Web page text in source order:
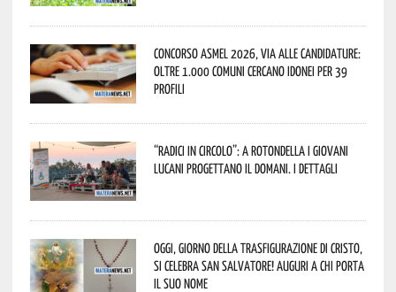
Concorso Asmel 2026, via alle candidature:
oltre 1.000 Comuni cercano idonei per 39
profili
“Radici in Circolo”: a Rotondella i giovani
lucani progettano il domani. I dettagli
Oggi, giorno della Trasfigurazione di Cristo,
si celebra San Salvatore! Auguri a chi porta
il suo nome